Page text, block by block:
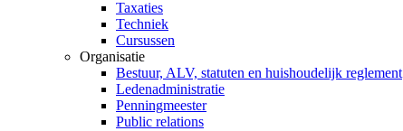
Taxaties
Techniek
Cursussen
Organisatie
Bestuur, ALV, statuten en huishoudelijk reglement
Ledenadministratie
Penningmeester
Public relations